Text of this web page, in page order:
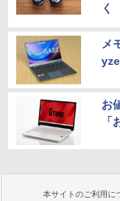
く
メ
お
本サイトのご利用に